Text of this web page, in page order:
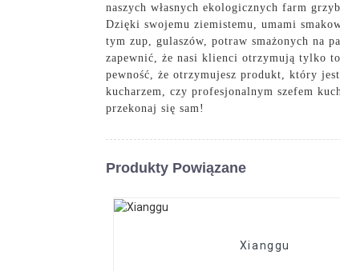
naszych własnych ekologicznych farm
Dzięki swojemu ziemistemu, umami
tym zup, gulaszów, potraw smażonych na
zapewnić, że nasi klienci otrzymują tylko
pewność, że otrzymujesz produkt, który
kucharzem, czy profesjonalnym szefem
przekonaj się sam!
Produkty Powiązane
Xianggu